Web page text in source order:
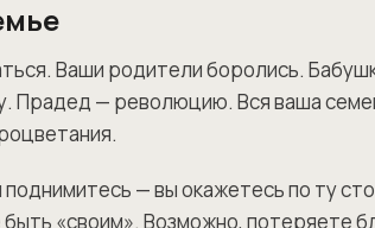
Ваши родители боролись.
Прадед — революцию. Вся ваша
— вы окажетесь по ту
«своим». Возможно, потеряете